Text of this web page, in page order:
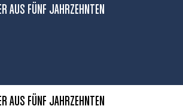
AUS FÜNF JAHRZEHNTEN
AUS FÜNF JAHRZEHNTEN